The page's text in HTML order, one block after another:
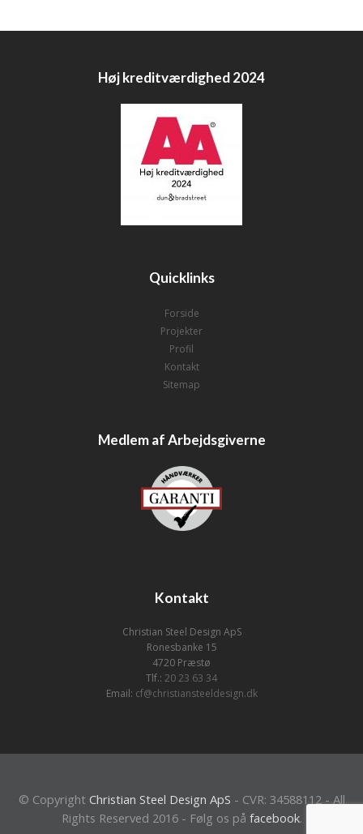
Høj kreditværdighed 2024
Quicklinks
Forside
Projekter
Profil
Kontakt
Sitemap
Medlem af Arbejdsgiverne
Kontakt
Christian Steel Design ApS
Ronesbanke 15
4720 Præstø
Tlf.: 20 23 63 34
Email: cf@christiansteeldesign.dk
© Copyright Christian Steel Design ApS - CVR: 34588112 - All
Rights Reserved 2016 - Følg os på facebook.